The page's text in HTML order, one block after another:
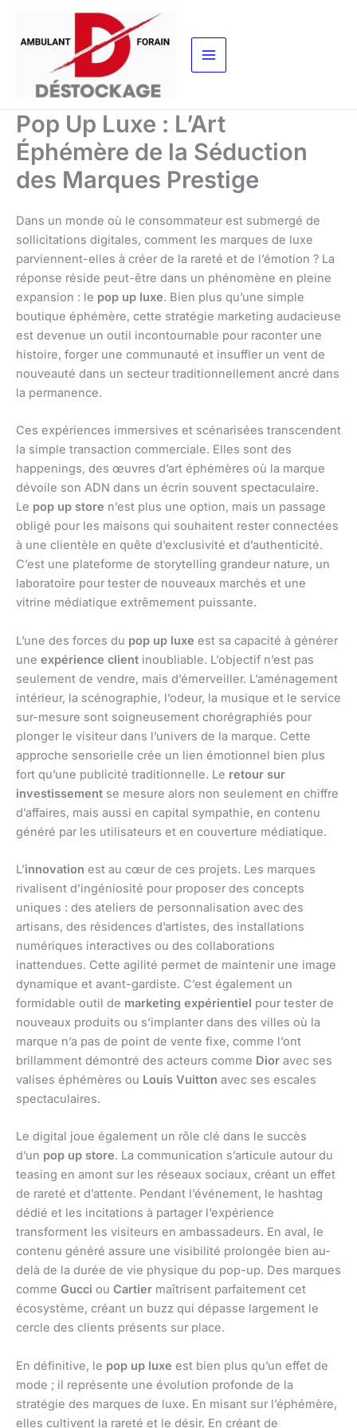
contenu
Pop Up Luxe : L’Art
Éphémère de la Séduction
des Marques Prestige
Dans un monde où le consommateur est submergé de
sollicitations digitales, comment les marques de luxe
parviennent-elles à créer de la rareté et de l’émotion ? La
réponse réside peut-être dans un phénomène en pleine
expansion : le pop up luxe. Bien plus qu’une simple
boutique éphémère, cette stratégie marketing audacieuse
est devenue un outil incontournable pour raconter une
histoire, forger une communauté et insuffler un vent de
nouveauté dans un secteur traditionnellement ancré dans
la permanence.
Ces expériences immersives et scénarisées transcendent
la simple transaction commerciale. Elles sont des
happenings, des œuvres d’art éphémères où la marque
dévoile son ADN dans un écrin souvent spectaculaire.
Le pop up store n’est plus une option, mais un passage
obligé pour les maisons qui souhaitent rester connectées
à une clientèle en quête d’exclusivité et d’authenticité.
C’est une plateforme de storytelling grandeur nature, un
laboratoire pour tester de nouveaux marchés et une
vitrine médiatique extrêmement puissante.
L’une des forces du pop up luxe est sa capacité à générer
une expérience client inoubliable. L’objectif n’est pas
seulement de vendre, mais d’émerveiller. L’aménagement
intérieur, la scénographie, l’odeur, la musique et le service
sur-mesure sont soigneusement chorégraphiés pour
plonger le visiteur dans l’univers de la marque. Cette
approche sensorielle crée un lien émotionnel bien plus
fort qu’une publicité traditionnelle. Le retour sur
investissement se mesure alors non seulement en chiffre
d’affaires, mais aussi en capital sympathie, en contenu
généré par les utilisateurs et en couverture médiatique.
L’innovation est au cœur de ces projets. Les marques
rivalisent d’ingéniosité pour proposer des concepts
uniques : des ateliers de personnalisation avec des
artisans, des résidences d’artistes, des installations
numériques interactives ou des collaborations
inattendues. Cette agilité permet de maintenir une image
dynamique et avant-gardiste. C’est également un
formidable outil de marketing expérientiel pour tester de
nouveaux produits ou s’implanter dans des villes où la
marque n’a pas de point de vente fixe, comme l’ont
brillamment démontré des acteurs comme Dior avec ses
valises éphémères ou Louis Vuitton avec ses escales
spectaculaires.
Le digital joue également un rôle clé dans le succès
d’un pop up store. La communication s’articule autour du
teasing en amont sur les réseaux sociaux, créant un effet
de rareté et d’attente. Pendant l’événement, le hashtag
dédié et les incitations à partager l’expérience
transforment les visiteurs en ambassadeurs. En aval, le
contenu généré assure une visibilité prolongée bien au-
delà de la durée de vie physique du pop-up. Des marques
comme Gucci ou Cartier maîtrisent parfaitement cet
écosystème, créant un buzz qui dépasse largement le
cercle des clients présents sur place.
En définitive, le pop up luxe est bien plus qu’un effet de
mode ; il représente une évolution profonde de la
stratégie des marques de luxe. En misant sur l’éphémère,
elles cultivent la rareté et le désir. En créant de